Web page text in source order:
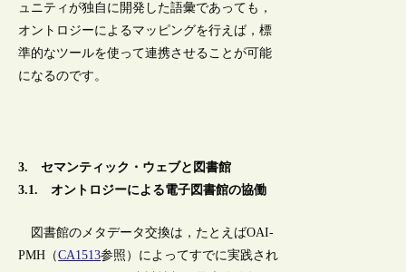
ュニティが独自に開発した語彙であっても，
オントロジーによるマッピングを行えば，標
準的なツールを使って連携させることが可能
になるのです。
3. セマンティック・ウェブと図書館
3.1. オントロジーによる電子図書館の協働
図書館のメタデータ交換は，たとえばOAI-
PMH（CA1513参照）によってすでに実践され